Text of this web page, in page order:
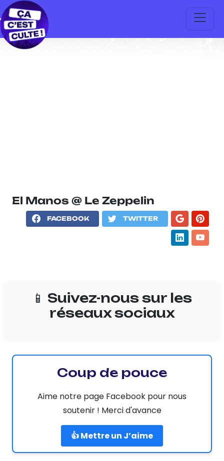
El Manos @ Le Zeppelin
FACEBOOK TWITTER
📱 Suivez-nous sur les
réseaux sociaux
Coup de pouce
Aime notre page Facebook pour nous
soutenir ! Merci d'avance
👍 Mettre un J’aime